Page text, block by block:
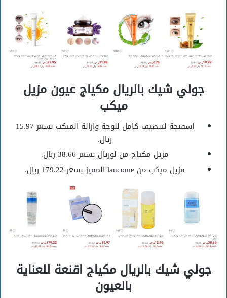
جولي شيك بالريال مكياج عيون مزيل
ميكب
اسفنجة لتنضيف كامل للوجة وازالة الميكب بسعر 15.97
ريال.
مزيل مكياج من لوريال بسعر 38.66 ريال.
مزيل ميكب من lancome المميز بسعر 179.22 ريال.
جولي شيك بالريال مكياج اقنعة للعناية
بالعيون